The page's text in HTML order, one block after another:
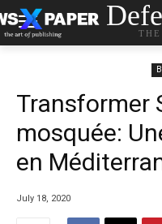
Transformer
mosquée:
en
July 18, 2020